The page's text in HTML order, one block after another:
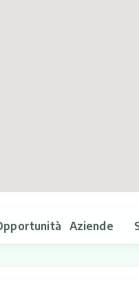
Aziende